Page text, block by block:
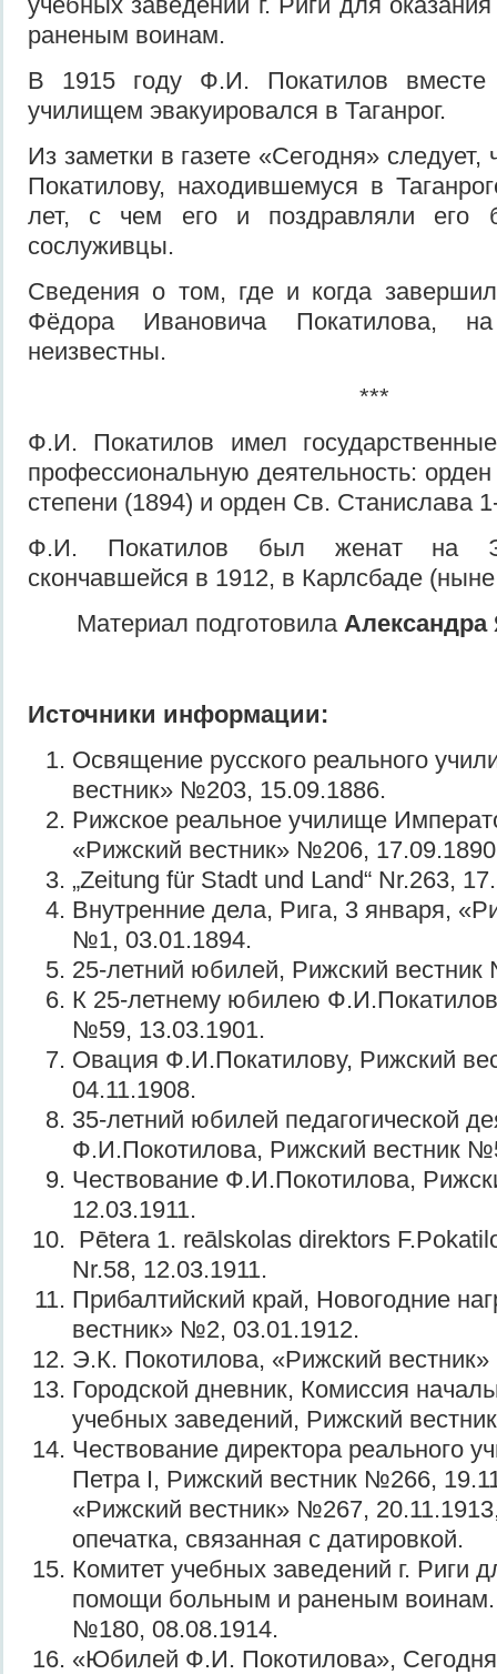
раненым воинам.
В 1915 году Ф.И. Покатилов
училищем эвакуировался в Таганрог.
Из заметки в газете «Сегодня»
Покатилову, находившемуся в
лет, с чем его и поздравляли его
сослуживцы.
Сведения о том, где и когда
Фёдора Ивановича Покатилова,
неизвестны.
***
Ф.И. Покатилов имел
профессиональную деятельность:
степени (1894) и орден Св. Станислава
Ф.И. Покатилов был женат на
скончавшейся в 1912, в Карлсбаде
Материал подготовила Александра
Источники информации:
Освящение русского реального
вестник» №203, 15.09.1886.
Рижское реальное училище
«Рижский вестник» №206,
„Zeitung für Stadt und Land“ Nr.263,
Внутренние дела, Рига, 3 января,
№1, 03.01.1894.
25-летний юбилей, Рижский
К 25-летнему юбилею
№59, 13.03.1901.
Овация Ф.И.Покатилову, Рижский
04.11.1908.
35-летний юбилей педагогической
Ф.И.Покотилова, Рижский вестник
Чествование Ф.И.Покотилова,
12.03.1911.
Pētera 1. reālskolas direktors
Nr.58, 12.03.1911.
Прибалтийский край, Новогодние
вестник» №2, 03.01.1912.
Э.К. Покотилова, «Рижский
Городской дневник, Комиссия
учебных заведений, Рижский
Чествование директора реального
Петра I, Рижский вестник №266,
«Рижский вестник» №267,
опечатка, связанная с датировкой.
Комитет учебных заведений г. Риги
помощи больным и раненым воинам.
№180, 08.08.1914.
«Юбилей Ф.И. Покотилова»,